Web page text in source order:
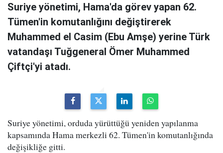
Suriye yönetimi, Hama'da görev yapan 62.
Tümen'in komutanlığını değiştirerek
Muhammed el Casim (Ebu Amşe) yerine Türk
vatandaşı Tuğgeneral Ömer Muhammed
Çiftçi'yi atadı.
Suriye yönetimi, orduda yürüttüğü yeniden yapılanma
kapsamında Hama merkezli 62. Tümen'in komutanlığında
değişikliğe gitti.